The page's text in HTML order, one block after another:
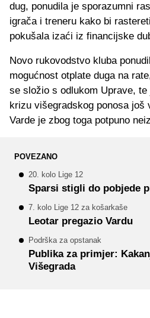
dug, ponudila je sporazumni
igrača i treneru kako bi
pokušala izaći iz financijske
Novo rukovodstvo kluba
mogućnost otplate duga na
se složio s odlukom Uprave,
krizu višegradskog ponosa još
Varde je zbog toga potpuno
POVEZANO
20. kolo Lige 12
Sparsi stigli do pobjede
7. kolo Lige 12 za košarkaše
Leotar pregazio Vardu
Podrška za opstanak
Publika za primjer:
Višegrada